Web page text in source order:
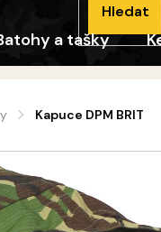
Hledat
a tašky
Kapuce DPM BRIT